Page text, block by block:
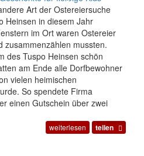
Art der Ostereiersuche
Heinsen in diesem Jahr
im Ort waren Ostereier
zusammenzählen mussten.
des Tuspo Heinsen schön
am Ende alle Dorfbewohner
vielen heimischen
So spendete Firma
einen Gutschein über zwei
weiterlesen teilen